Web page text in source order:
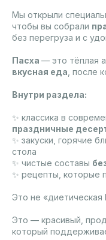
Мы открыли
чтобы вы собрали
без перегруза и с
Пасха — это тёплая
вкусная еда , после
Внутри раздела:
✨ классика в
праздничные
✨ закуски, горячие
стола
✨ чистые составы
✨ рецепты, которые
Это не «диетическая
Это — красивый,
который